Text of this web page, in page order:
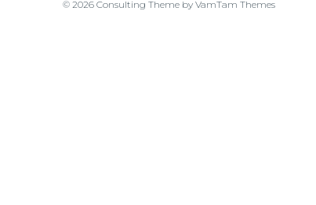
© 2026 Consulting Theme by VamTam Themes